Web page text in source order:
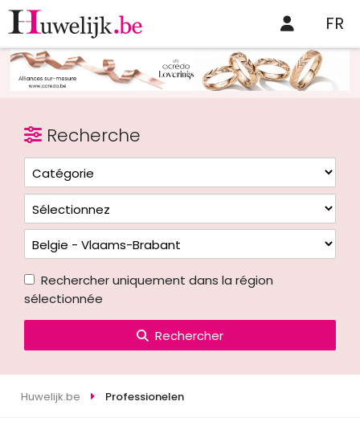
FR
Recherche
Rechercher uniquement dans la région
sélectionnée
Rechercher
Huwelijk.be Professionelen